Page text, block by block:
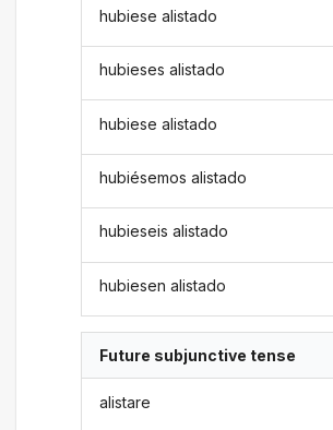
hubiese alistado
hubieses alistado
hubiese alistado
hubiésemos alistado
hubieseis alistado
hubiesen alistado
Future subjunctive tense
alistare